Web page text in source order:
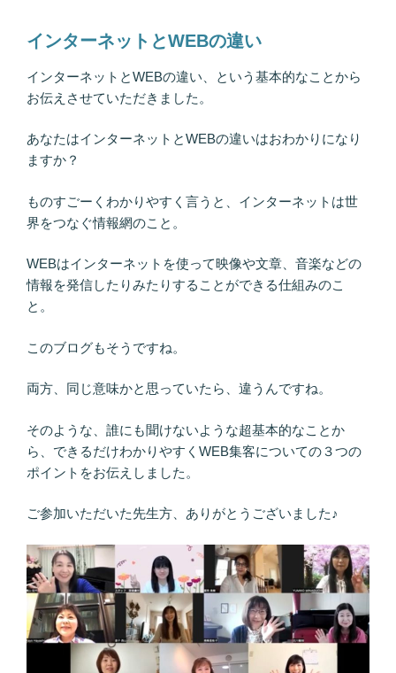
インターネットとWEBの違い
インターネットとWEBの違い、という基本的なことから
お伝えさせていただきました。
あなたはインターネットとWEBの違いはおわかりになり
ますか？
ものすごーくわかりやすく言うと、インターネットは世
界をつなぐ情報網のこと。
WEBはインターネットを使って映像や文章、音楽などの
情報を発信したりみたりすることができる仕組みのこ
と。
このブログもそうですね。
両方、同じ意味かと思っていたら、違うんですね。
そのような、誰にも聞けないような超基本的なことか
ら、できるだけわかりやすくWEB集客についての３つの
ポイントをお伝えしました。
ご参加いただいた先生方、ありがとうございました♪